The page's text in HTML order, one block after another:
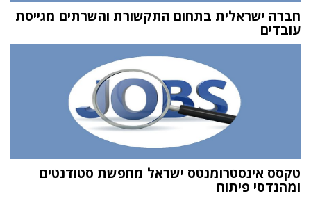
חברה ישראלית בתחום התקשורת והשרתים מגייסת
עובדים
טקסס אינסטרומנטס ישראל מחפשת סטודנטים
ומהנדסי פיתוח